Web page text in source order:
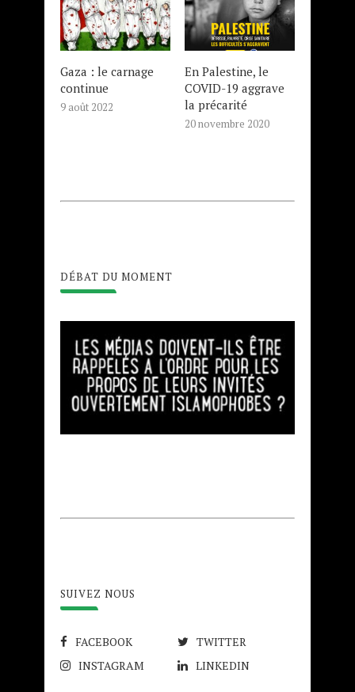
Gaza : le carnage
continue
9 août 2022
En Palestine, le
COVID-19 aggrave
la précarité
20 novembre 2020
DÉBAT DU MOMENT
SUIVEZ NOUS
FACEBOOK
TWITTER
INSTAGRAM
LINKEDIN